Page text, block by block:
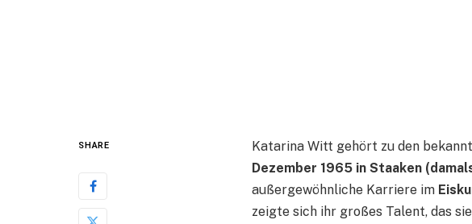
SHARE Katarina Witt gehört zu den
Dezember 1965 in Staaken
außergewöhnliche Karriere im
zeigte sich ihr großes Talent, das